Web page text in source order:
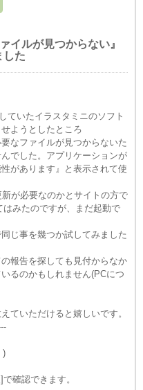
イルが見つからない』
した
ていたイラスタミニのソフト
ようとしたところ
なファイルが見つからないた
でした。アプリケーションが
があります』と表示されて使
が必要なのかとサイトの方で
みたのですが、まだ起動で
じ事を幾つか試してみました
報告を探しても見付からなか
るのかもしれません(PCにつ
ていただけると嬉しいです。
)
確認できます。